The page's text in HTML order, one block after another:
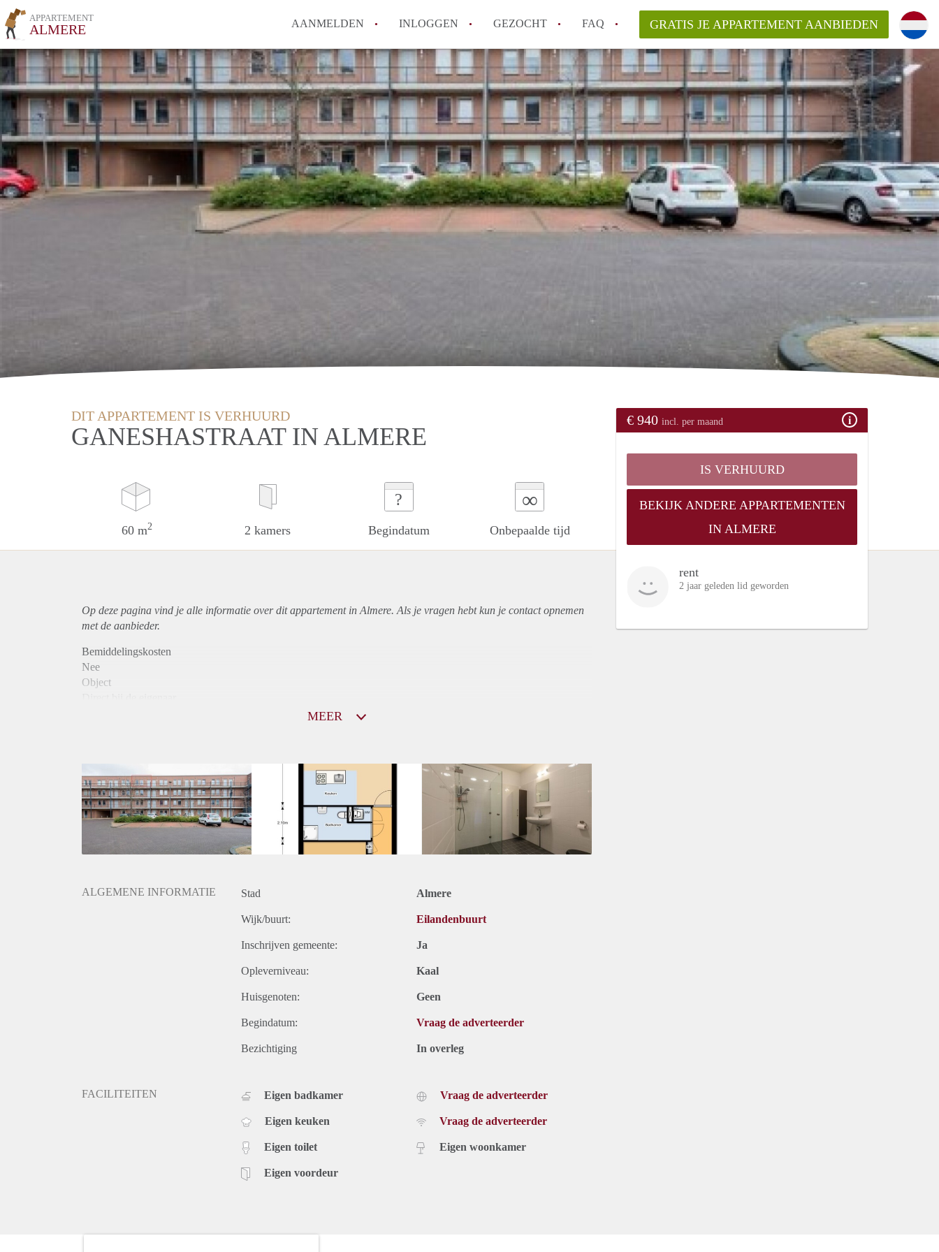
APPARTEMENT
ALMERE AANMELDEN INLOGGEN GEZOCHT FAQ
How to translate AppartementAlmere!
Wat is AppartementAlmere?
Hoeveel kost het om te reageren op een Appartement in Almere?
Wat is de privacyverklaring van AppartementAlmere?
Berekent AppartementAlmere
makelaarsvergoeding/bemiddelingsvergoeding?
Alle veelgestelde vragen
GRATIS JE APPARTEMENT AANBIEDEN
DIT APPARTEMENT IS VERHUURD
GANESHASTRAAT IN ALMERE
60 m2 2 kamers
?
Begindatum
∞
Onbepaalde tijd
€ 940 incl. per maand
IS VERHUURD
BEKIJK ANDERE APPARTEMENTEN
IN ALMERE
rent
2 jaar geleden lid geworden
Op deze pagina vind je alle informatie over ditappartementin Almere. Als je vragen hebt kun je contact opnemen
met de aanbieder.
Bemiddelingskosten
Nee
Object
Huurtoeslag
Niet mogelijk
Inkomen eis
2,8 X Maandhuur Bruto
Onbepaalde termijn
MEER
ALGEMENE INFORMATIE Stad Almere
Wijk/buurt: Eilandenbuurt
Inschrijven gemeente: Ja
Opleverniveau: Kaal
Huisgenoten: Geen
Begindatum: Vraag de adverteerder
Bezichtiging In overleg
FACILITEITEN Eigen badkamer
Eigen keuken
Eigen toilet
Eigen voordeur
Vraag de adverteerder
Vraag de adverteerder
Eigen woonkamer